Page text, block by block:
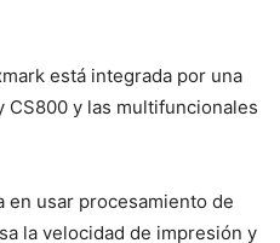
está integrada por una
CS800 y las multifuncionales
en usar procesamiento de
la velocidad de impresión y